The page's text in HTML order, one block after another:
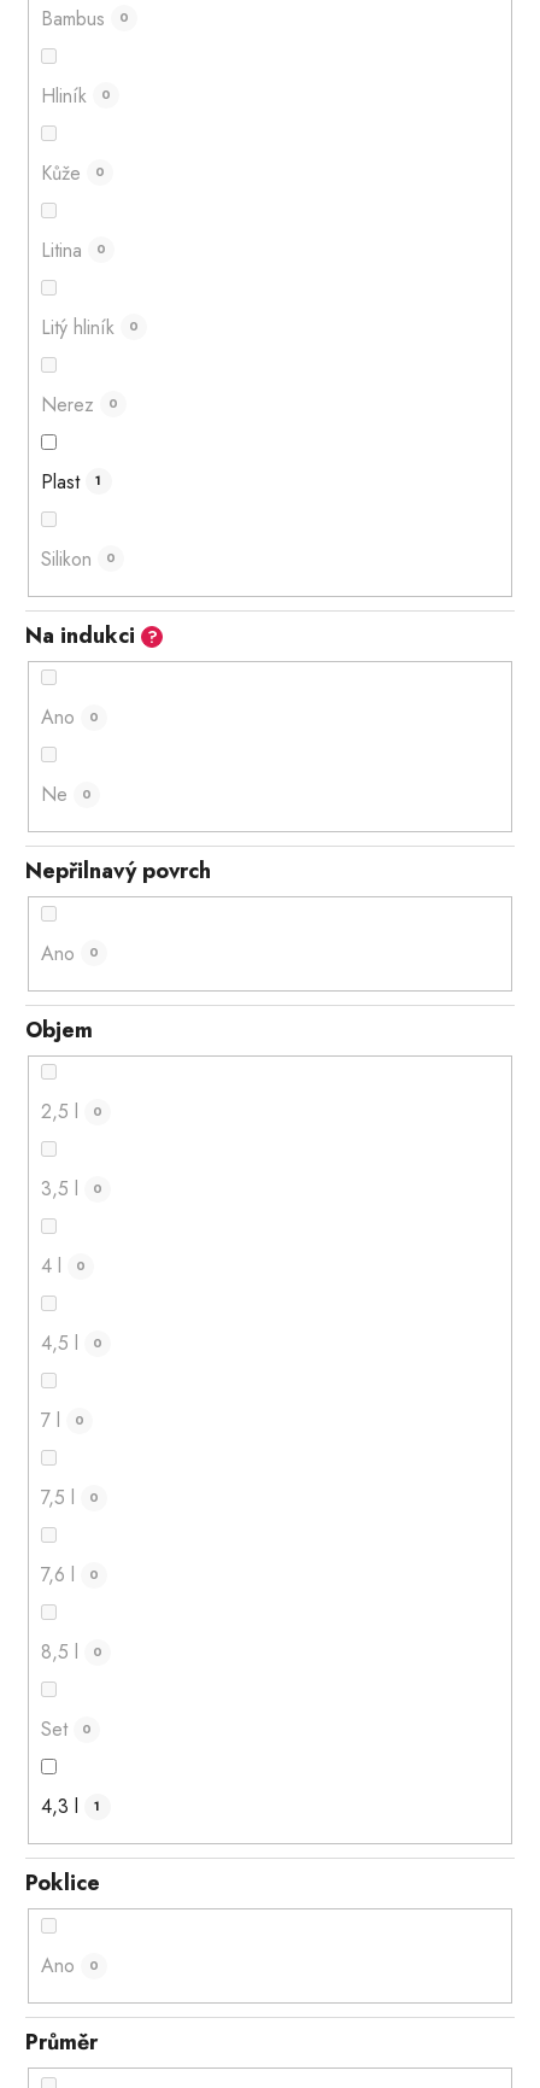
Bambus 0
Hliník 0
Kůže 0
Litina 0
Litý hliník 0
Nerez 0
Plast 1
Silikon 0
Na indukci ?
Ano 0
Ne 0
Nepřilnavý povrch
Ano 0
Objem
2,5 l 0
3,5 l 0
4 l 0
4,5 l 0
7 l 0
7,5 l 0
7,6 l 0
8,5 l 0
Set 0
4,3 l 1
Poklice
Ano 0
Průměr